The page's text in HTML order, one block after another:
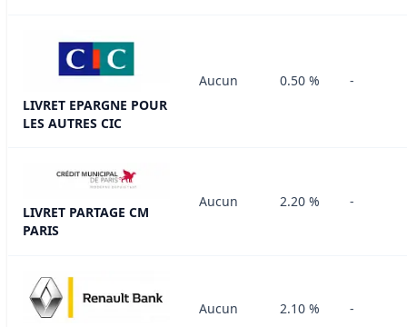
LIVRET EPARGNE POUR
LES AUTRES CIC
Aucun 0.50 % -
LIVRET PARTAGE CM
PARIS
Aucun 2.20 % -
Aucun 2.10 % -